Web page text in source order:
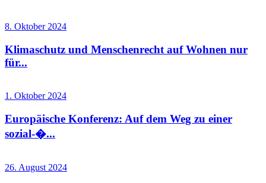
8. Oktober 2024
Klimaschutz und Menschenrecht auf Wohnen nur
für...
1. Oktober 2024
Europäische Konferenz: Auf dem Weg zu einer
sozial-�...
26. August 2024